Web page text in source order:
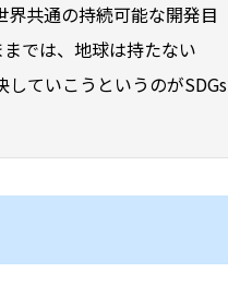
共通の持続可能な開発目
では、地球は持たない
ていこうというのがSDGs